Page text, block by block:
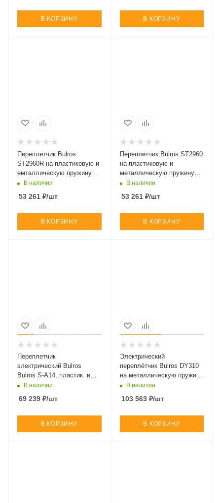
В КОРЗИНУ В КОРЗИНУ
Переплетчик Bulros
ST2960R на пластиковую и
емталлическую пружину
3:1 (круглое отверстие)
___-Ma)
В наличии
53 261 ₽/шт
В КОРЗИНУ
Переплетчик Bulros ST2960
на пластиковую и
металлическую пружину
3:1. (квадратное отверстие)
___-Ma)
В наличии
53 261₽/шт
В КОРЗИНУ
Переплетчик
электрический Bulros
Bulros S-A14, пластик. и
металлич. 3:1/2:1 пружиной
(арт. BB-D-UnB-SA14-___-
___-El)
В наличии
69 239 ₽/шт
В КОРЗИНУ
Электрический
переплётчик Bulros DY310
на металлическую пружину
(арт. BB-D-MeB-Y310-yes-
В наличии
103 563₽/шт
В КОРЗИНУ